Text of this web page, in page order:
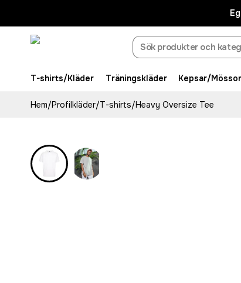
T-shirts/Kläder Träningskläder Kepsar/Mössor
Hem/Profilkläder/T-shirts/Heavy Oversize Tee